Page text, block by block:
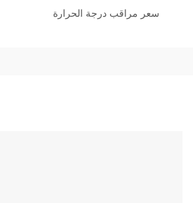
سعر مراقب درجة الحرارة